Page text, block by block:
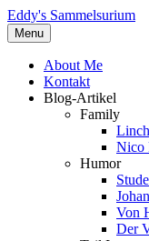
Eddy's Sammelsurium
Menu
About Me
Kontakt
Blog-Artikel
Family
Nico
Humor
Von
Der